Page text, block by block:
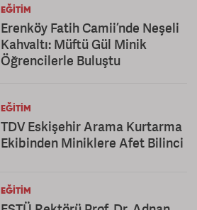
EĞITIM
Erenköy Fatih Camii’nde Neşeli
Kahvaltı: Müftü Gül Minik
Öğrencilerle Buluştu
EĞITIM
TDV Eskişehir Arama Kurtarma
Ekibinden Miniklere Afet Bilinci
EĞITIM